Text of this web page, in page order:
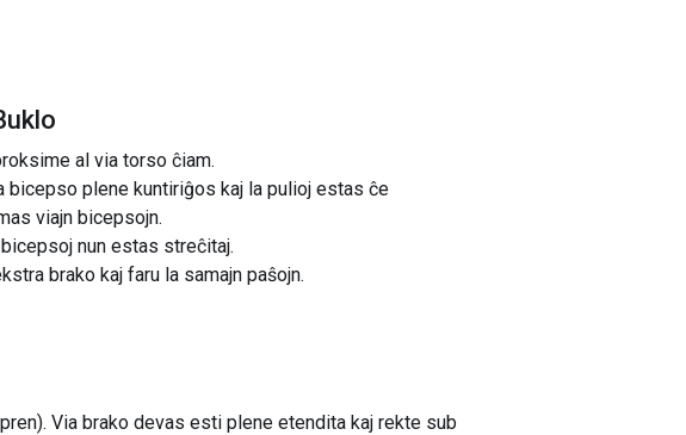
al via torso ĉiam.
bicepso plene kuntiriĝos kaj la pulioj estas ĉe
viajn bicepsojn.
nun estas streĉitaj.
brako kaj faru la samajn paŝojn.
Via brako devas esti plene etendita kaj rekte sub